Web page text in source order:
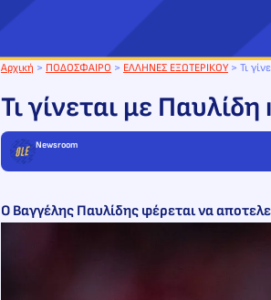
Αρχική > ΠΟΔΟΣΦΑΙΡΟ > ΕΛΛΗΝΕΣ ΕΞΩΤΕΡΙΚΟΥ> Τι
Τι γίνεται με
Newsroom
Ο Βαγγέλης Παυλίδης φέρεται να